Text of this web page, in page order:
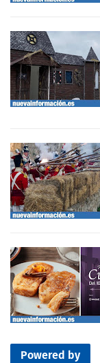
Powered by